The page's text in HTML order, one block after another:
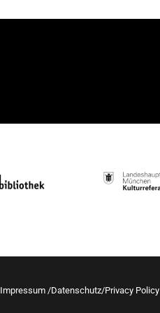
Impressum /Datenschutz/Privacy Policy